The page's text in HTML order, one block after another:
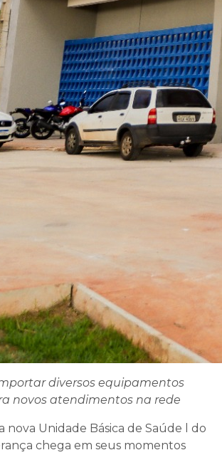
diversos equipamentos
novos atendimentos na rede
nova Unidade Básica de Saúde l do
chega em seus momentos